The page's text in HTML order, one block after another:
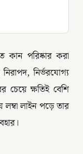
কান পরিষ্কার করা
নির্ভরযোগ্য
ক্ষতিই বেশি
লম্বা লাইন পড়ে তার